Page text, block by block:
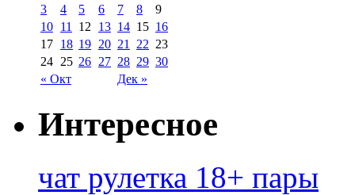
« Окт Дек »
3
4 5 6 7 8
9
10 11 12 13 14 15 16
17 18 19 20 21 22 23
24 25 26 27 28 29 30
Интересное
чат рулетка 18+ пары